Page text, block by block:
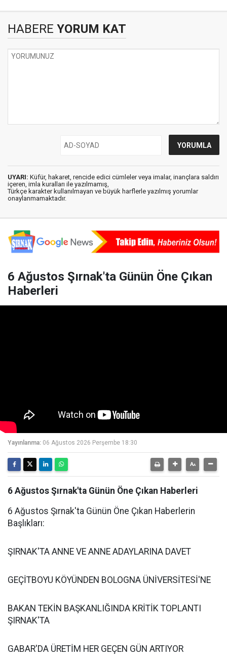
HABERE YORUM KAT
UYARI: Küfür, hakaret, rencide edici cümleler veya imalar, inançlara saldırı
içeren, imla kuralları ile yazılmamış,
Türkçe karakter kullanılmayan ve büyük harflerle yazılmış yorumlar
onaylanmamaktadır.
6 Ağustos Şırnak'ta Günün Öne Çıkan
Haberleri
Yayınlanma: 06 Ağustos 2026 Perşembe 18:30
6 Ağustos Şırnak'ta Günün Öne Çıkan Haberleri
6 Ağustos Şırnak'ta Günün Öne Çıkan Haberlerin
Başlıkları:
ŞIRNAK'TA ANNE VE ANNE ADAYLARINA DAVET
GEÇİTBOYU KÖYÜNDEN BOLOGNA ÜNİVERSİTESİ'NE
BAKAN TEKİN BAŞKANLIĞINDA KRİTİK TOPLANTI
ŞIRNAK'TA
GABAR'DA ÜRETİM HER GEÇEN GÜN ARTIYOR